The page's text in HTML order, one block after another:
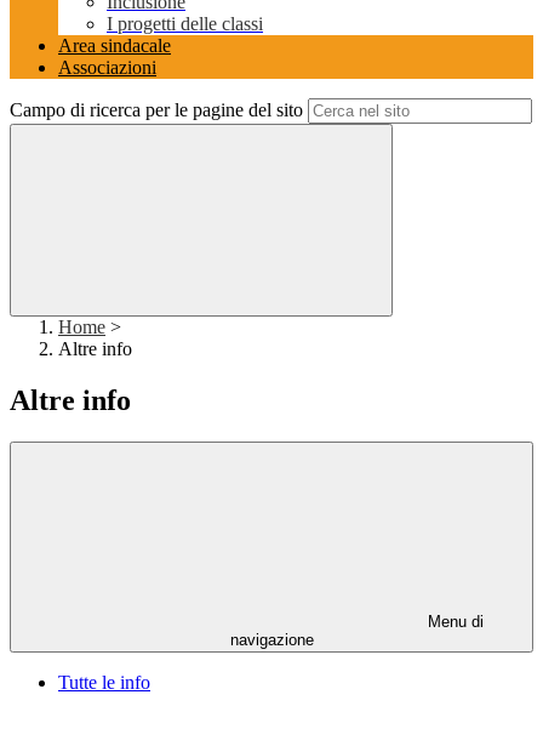
I progetti delle classi
Area sindacale
Associazioni
Campo di ricerca per le pagine del sito
Home >
Altre info
Altre info
Menu di
navigazione
Tutte le info